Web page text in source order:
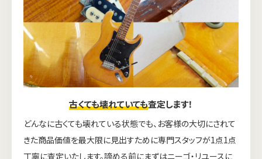
古くても壊れていても査定します！
どんなに古くても壊れている状態でも、お客様の大切にされて
きた商品価値を最大限に見出すために専門スタッフが1点1点
丁寧に査定いたします。諦める前にまずはニーゴ・リユースに